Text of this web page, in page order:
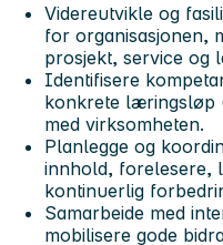
Videreutvikle og
for organisasjonen,
prosjekt, service og
Identifisere
konkrete læringsløp
med virksomheten.
Planlegge og
innhold, forelesere,
kontinuerlig
Samarbeide med
mobilisere gode